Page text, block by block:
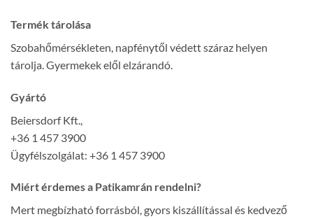
Termék tárolása
Szobahőmérsékleten, napfénytől védett száraz helyen
tárolja. Gyermekek elől elzárandó.
Gyártó
Beiersdorf Kft.,
+36 1 457 3900
Ügyfélszolgálat: +36 1 457 3900
Miért érdemes a Patikamrán rendelni?
Mert megbízható forrásból, gyors kiszállítással és kedvező